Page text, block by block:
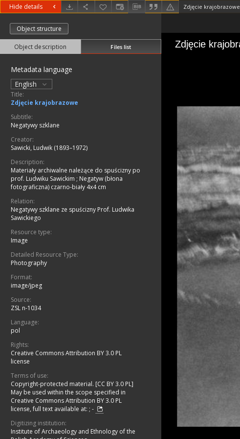
Hide details Zdjęcie krajobrazowe
Object structure
Object description Files list
Metadata language
English
Title:
Zdjęcie krajobrazowe
Subtitle:
Negatywy szklane
Creator:
Sawicki, Ludwik (1893–1972)
Description:
Materiały archiwalne należące do spuścizny po
prof. Ludwiku Sawickim ; Negatyw (błona
fotograficzna) czarno-biały 4x4 cm
Relation:
Negatywy szklane ze spuścizny Prof. Ludwika
Sawickiego
Resource type:
Image
Detailed Resource Type:
Photography
Format:
image/jpeg
Source:
ZSL n-1034
Language:
pol
Rights:
Creative Commons Attribution BY 3.0 PL
license
Terms of use:
Copyright-protected material. [CC BY 3.0 PL]
May be used within the scope specified in
Creative Commons Attribution BY 3.0 PL
license, full text available at: ; -
Digitizing institution:
Institute of Archaeology and Ethnology of the